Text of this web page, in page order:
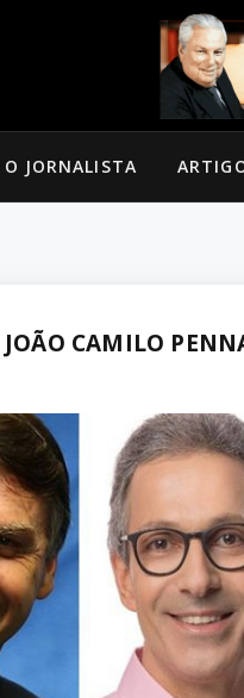
O JORNALISTA
JOÃO CAMILO